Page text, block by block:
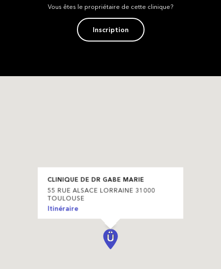
Vous êtes le propriétaire de cette clinique?
Inscription
CLINIQUE DE DR GABE MARIE
55 RUE ALSACE LORRAINE 31000
TOULOUSE
Itinéraire